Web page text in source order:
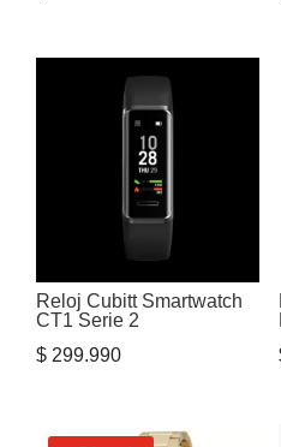
Reloj Cubitt Smartwatch
CT1 Serie 2
$ 299.990